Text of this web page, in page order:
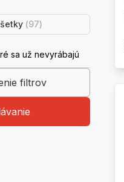
(97)
sa už nevyrábajú
filtrov